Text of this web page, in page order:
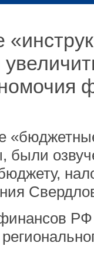
были